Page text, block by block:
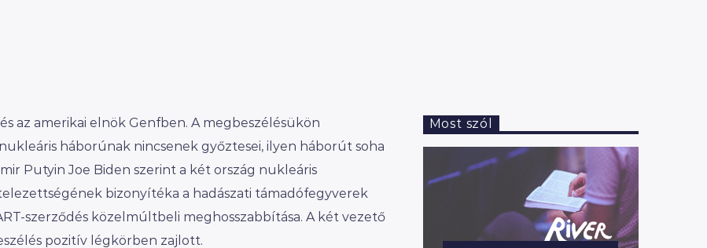
az amerikai elnök Genfben. A megbeszélésükön
háborúnak nincsenek győztesei, ilyen háborút soha
Putyin Joe Biden szerint a két ország nukleáris
bizonyítéka a hadászati támadófegyverek
szerződés közelmúltbeli meghosszabbítása. A két vezető
pozitív légkörben zajlott.
Most szól